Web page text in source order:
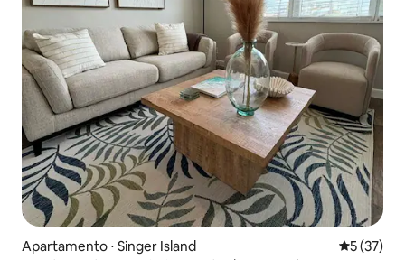
Apartamento ⋅ Singer Island 5 de uma
5 (37)